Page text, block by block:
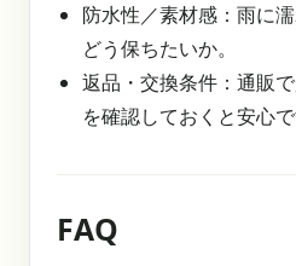
防水性／素材感：雨に
どう保ちたいか。
返品・交換条件：通販
を確認しておくと安心で
FAQ